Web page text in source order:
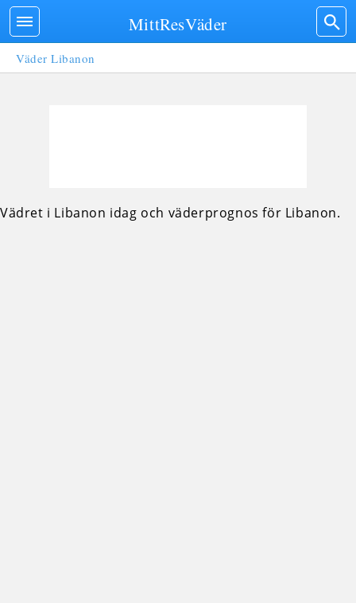
Väder Libanon
Vädret i Libanon idag och väderprognos för Libanon.
MittResVäder